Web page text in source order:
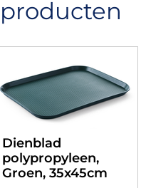
Dienblad
polypropyleen,
Groen, 35x45cm